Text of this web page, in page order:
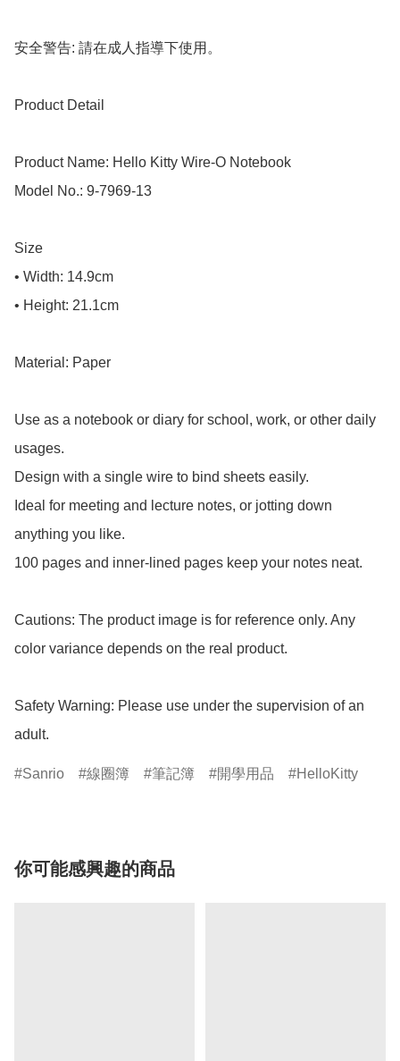
安全警告: 請在成人指導下使用。
Product Detail
Product Name: Hello Kitty Wire-O Notebook
Model No.: 9-7969-13
Size
• Width: 14.9cm
• Height: 21.1cm
Material: Paper
Use as a notebook or diary for school, work, or other daily
usages.
Design with a single wire to bind sheets easily.
Ideal for meeting and lecture notes, or jotting down
anything you like.
100 pages and inner-lined pages keep your notes neat.
Cautions: The product image is for reference only. Any
color variance depends on the real product.
Safety Warning: Please use under the supervision of an
adult.
Sanrio 線圈簿 筆記簿 開學用品 HelloKitty
你可能感興趣的商品